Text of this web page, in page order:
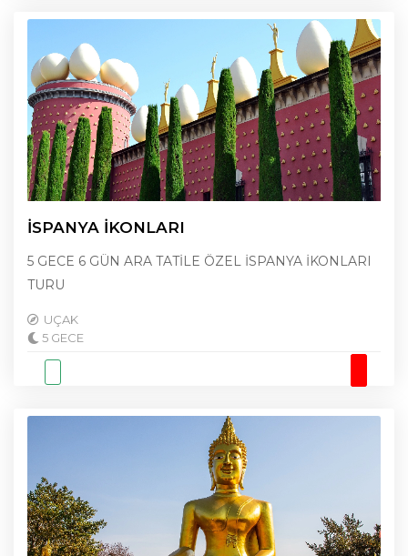
İSPANYA İKONLARI
5 GECE 6 GÜN ARA TATİLE ÖZEL İSPANYA İKONLARI
TURU
UÇAK
5 GECE